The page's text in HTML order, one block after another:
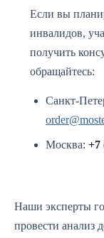
Если вы
инвалидов,
получить
обращайтесь:
Санкт-
Москва: +7
Наши эксперты
провести анализ